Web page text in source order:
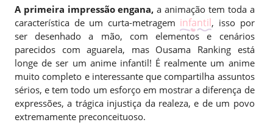
A primeira impressão engana, a animação tem toda a
característica de um curta-metragem infantil, isso por
ser desenhado a mão, com elementos e cenários
parecidos com aguarela, mas Ousama Ranking está
longe de ser um anime infantil! É realmente um anime
muito completo e interessante que compartilha assuntos
sérios, e tem todo um esforço em mostrar a diferença de
expressões, a trágica injustiça da realeza, e de um povo
extremamente preconceituoso.